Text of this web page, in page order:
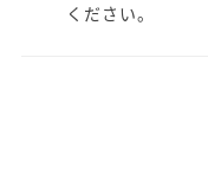
ください。